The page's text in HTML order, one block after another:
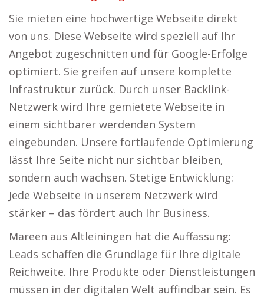
Sie mieten eine hochwertige Webseite direkt
von uns. Diese Webseite wird speziell auf Ihr
Angebot zugeschnitten und für Google-Erfolge
optimiert. Sie greifen auf unsere komplette
Infrastruktur zurück. Durch unser Backlink-
Netzwerk wird Ihre gemietete Webseite in
einem sichtbarer werdenden System
eingebunden. Unsere fortlaufende Optimierung
lässt Ihre Seite nicht nur sichtbar bleiben,
sondern auch wachsen. Stetige Entwicklung:
Jede Webseite in unserem Netzwerk wird
stärker – das fördert auch Ihr Business.
Mareen aus Altleiningen hat die Auffassung:
Leads schaffen die Grundlage für Ihre digitale
Reichweite. Ihre Produkte oder Dienstleistungen
müssen in der digitalen Welt auffindbar sein. Es